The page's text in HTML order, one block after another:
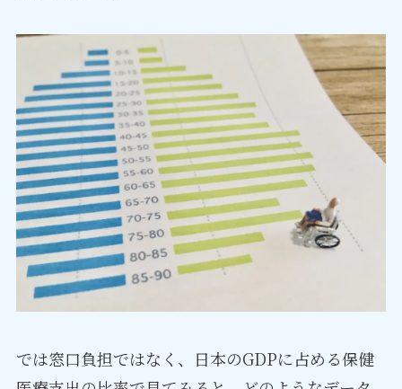
では窓口負担ではなく、日本のGDPに占める保健